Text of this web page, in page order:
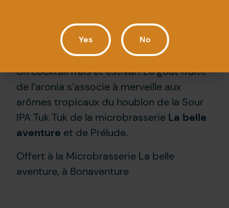
Collins en Tuk Tuk
Un cocktail frais et estival ! Le goût fruité
de l’aronia s’associe à merveille aux
arômes tropicaux du houblon de la Sour
IPA Tuk Tuk de la microbrasserie La belle
aventure et de Prélude.
Offert à la Microbrasserie La belle
aventure, à Bonaventure
Yes No